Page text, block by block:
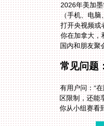
2026年美加
（手机、电脑
打开央视频或
你在加拿大，
国内和朋友聚
常见问题
有用户问：“
区限制，还能
你从小组赛看